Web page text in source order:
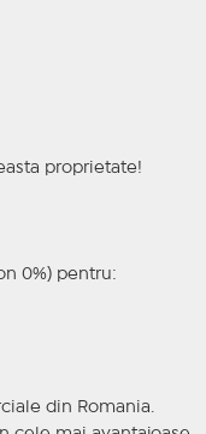
proprietate!
0%) pentru:
din Romania.